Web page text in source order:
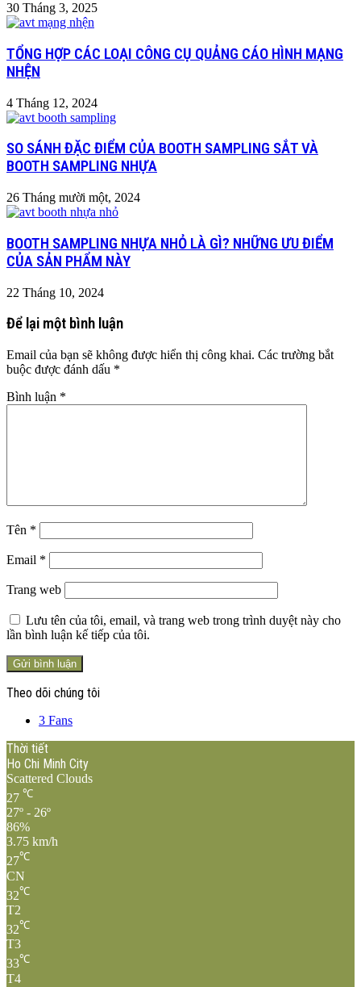
30 Tháng 3, 2025
TỔNG HỢP CÁC LOẠI CÔNG CỤ QUẢNG CÁO HÌNH MẠNG
NHỆN
4 Tháng 12, 2024
SO SÁNH ĐẶC ĐIỂM CỦA BOOTH SAMPLING SẮT VÀ
BOOTH SAMPLING NHỰA
26 Tháng mười một, 2024
BOOTH SAMPLING NHỰA NHỎ LÀ GÌ? NHỮNG ƯU ĐIỂM
CỦA SẢN PHẨM NÀY
22 Tháng 10, 2024
Để lại một bình luận
Email của bạn sẽ không được hiển thị công khai. Các trường bắt
buộc được đánh dấu *
Bình luận *
Tên *
Email *
Trang web
Lưu tên của tôi, email, và trang web trong trình duyệt này cho
lần bình luận kế tiếp của tôi.
Theo dõi chúng tôi
3 Fans
Thời tiết
Ho Chi Minh City
Scattered Clouds
27 ℃
27º - 26º
86%
3.75 km/h
27℃
CN
32℃
T2
32℃
T3
33℃
T4